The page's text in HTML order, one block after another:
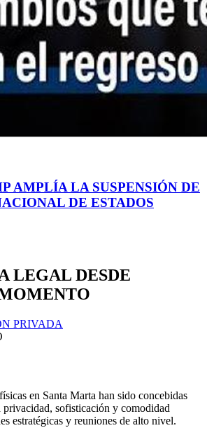
AMPLÍA LA SUSPENSIÓN DE
DE ESTADOS
LEGAL DESDE
PRIVADA
en Santa Marta han sido concebidas
privacidad, sofisticación y comodidad
estratégicas y reuniones de alto nivel.